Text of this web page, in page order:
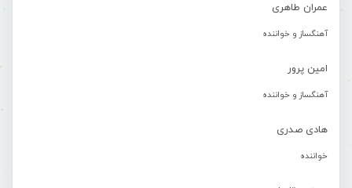
عمران طاهری
آهنگساز و خواننده
امین پرور
آهنگساز و خواننده
هادی صدری
خواننده